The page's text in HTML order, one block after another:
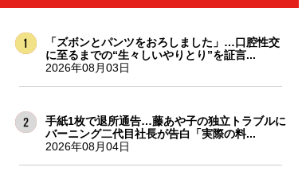
「ズボンとパンツをおろしました」…口腔性交
に至るまでの“生々しいやりとり”を証言...
2026年08月03日
手紙1枚で退所通告…藤あや子の独立トラブルに
バーニング二代目社長が告白「実際の料...
2026年08月04日